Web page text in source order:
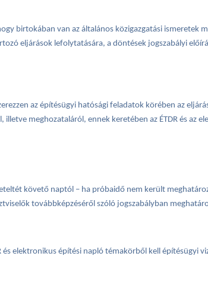
birtokában van az általános közigazgatási ismeretek
eljárások lefolytatására, a döntések jogszabályi
az építésügyi hatósági feladatok körében az
meghozataláról, ennek keretében az ÉTDR és az
követő naptól – ha próbaidő nem került
továbbképzéséről szóló jogszabályban
elektronikus építési napló témakörből kell építésügyi